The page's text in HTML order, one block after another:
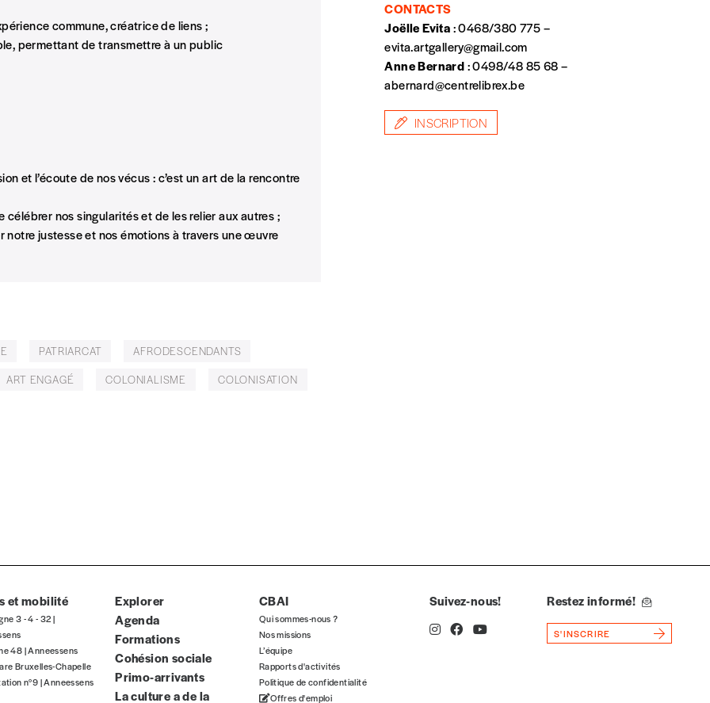
Quantité
TVA
commune, créatrice de liens ;
permettant de transmettre à un public
et l’écoute de nos vécus : c’est un art de la rencontre
célébrer nos singularités et de les relier aux autres ;
justesse et nos émotions à travers une œuvre
PATRIARCAT
AFRODESCENDANTS
ART ENGAGÉ COLONIALISME
COLONISATION
CONTACTS
Joëlle Evita: 0468/380 775 –
evita.artgallery@gmail.com
Anne Bernard: 0498/48 85 68 –
abernard@centrelibrex.be
INSCRIPTION
et mobilité
3 - 4 - 32 |
48 | Anneessens
Bruxelles-Chapelle
n°9 | Anneessens
Explorer
Agenda
Formations
Cohésion sociale
Primo-arrivants
La culture a de la
CBAI
Qui sommes-nous ?
Nos missions
L’équipe
Rapports d'activités
Politique de confidentialité
Offres d'emploi
Suivez-nous! Restez informé!
S'INSCRIRE